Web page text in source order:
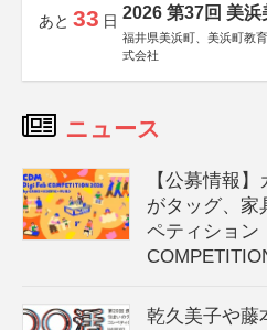
あと 33 日 2026 第37回 美浜
福井県美浜町、美浜町教
式会社
ニュース
【公募情報
がタッグ、家
ペティション
乾久美子や藤